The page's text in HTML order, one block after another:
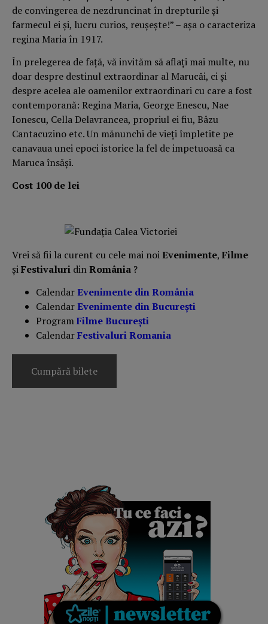
de convingerea de nezdruncinat în drepturile şi
farmecul ei şi, lucru curios, reuşeşte!” – aşa o caracteriza
regina Maria în 1917.
În prelegerea de faţă, vă invităm să aflaţi mai multe, nu
doar despre destinul extraordinar al Marucăi, ci şi
despre acelea ale oamenilor extraordinari cu care a fost
contemporană: Regina Maria, George Enescu, Nae
Ionescu, Cella Delavrancea, propriul ei fiu, Bâzu
Cantacuzino etc. Un mănunchi de vieţi împletite pe
canavaua unei epoci istorice la fel de impetuoasă ca
Maruca însăşi.
Cost 100 de lei
Vrei să fii la curent cu cele mai noiEvenimente, Filme
șiFestivaluri dinRomânia ?
CalendarEvenimente din România
CalendarEvenimente din București
ProgramFilme București
CalendarFestivaluri Romania
Cumpără bilete